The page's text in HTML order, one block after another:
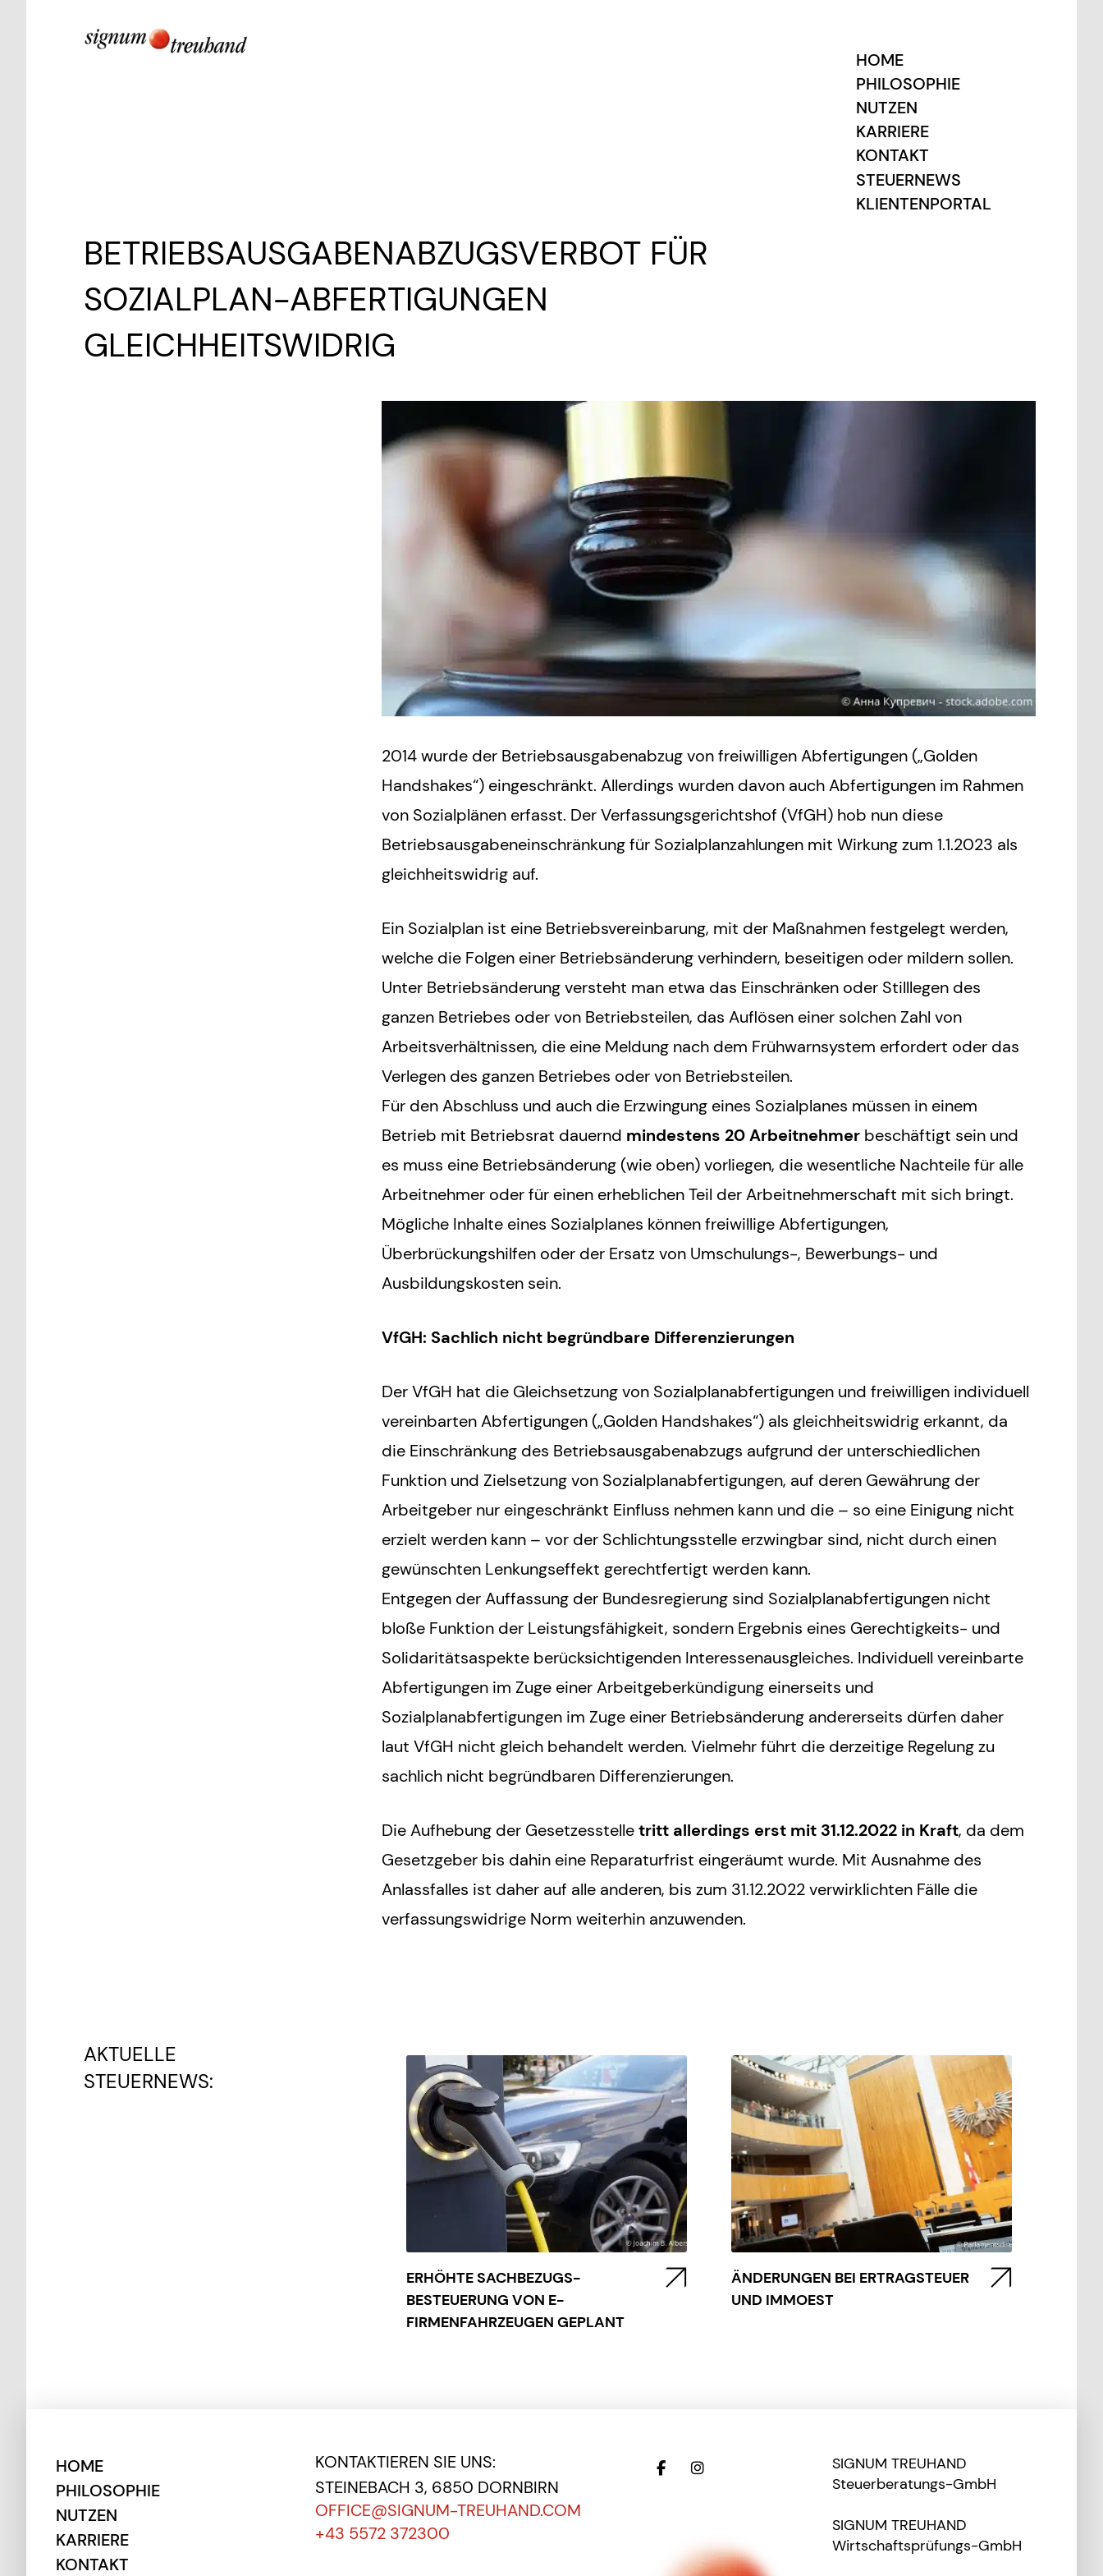
HOME
PHILOSOPHIE
NUTZEN
KARRIERE
KONTAKT
STEUERNEWS
KLIENTENPORTAL
BETRIEBSAUSGABENABZUGSVERBOT FÜR
SOZIALPLAN-ABFERTIGUNGEN
GLEICHHEITSWIDRIG
2014 wurde der Betriebsausgabenabzug von freiwilligen Abfertigungen („Golden
Handshakes“) eingeschränkt. Allerdings wurden davon auch Abfertigungen im Rahmen
von Sozialplänen erfasst. Der Verfassungsgerichtshof (VfGH) hob nun diese
Betriebsausgabeneinschränkung für Sozialplanzahlungen mit Wirkung zum 1.1.2023 als
gleichheitswidrig auf.
Ein Sozialplan ist eine Betriebsvereinbarung, mit der Maßnahmen festgelegt werden,
welche die Folgen einer Betriebsänderung verhindern, beseitigen oder mildern sollen.
Unter Betriebsänderung versteht man etwa das Einschränken oder Stilllegen des
ganzen Betriebes oder von Betriebsteilen, das Auflösen einer solchen Zahl von
Arbeitsverhältnissen, die eine Meldung nach dem Frühwarnsystem erfordert oder das
Verlegen des ganzen Betriebes oder von Betriebsteilen.
Für den Abschluss und auch die Erzwingung eines Sozialplanes müssen in einem
Betrieb mit Betriebsrat dauernd mindestens 20 Arbeitnehmer beschäftigt sein und
es muss eine Betriebsänderung (wie oben) vorliegen, die wesentliche Nachteile für alle
Arbeitnehmer oder für einen erheblichen Teil der Arbeitnehmerschaft mit sich bringt.
Mögliche Inhalte eines Sozialplanes können freiwillige Abfertigungen,
Überbrückungshilfen oder der Ersatz von Umschulungs-, Bewerbungs- und
Ausbildungskosten sein.
VfGH: Sachlich nicht begründbare Differenzierungen
Der VfGH hat die Gleichsetzung von Sozialplanabfertigungen und freiwilligen individuell
vereinbarten Abfertigungen („Golden Handshakes“) als gleichheitswidrig erkannt, da
die Einschränkung des Betriebsausgabenabzugs aufgrund der unterschiedlichen
Funktion und Zielsetzung von Sozialplanabfertigungen, auf deren Gewährung der
Arbeitgeber nur eingeschränkt Einfluss nehmen kann und die – so eine Einigung nicht
erzielt werden kann – vor der Schlichtungsstelle erzwingbar sind, nicht durch einen
gewünschten Lenkungseffekt gerechtfertigt werden kann.
Entgegen der Auffassung der Bundesregierung sind Sozialplanabfertigungen nicht
bloße Funktion der Leistungsfähigkeit, sondern Ergebnis eines Gerechtigkeits- und
Solidaritätsaspekte berücksichtigenden Interessenausgleiches. Individuell vereinbarte
Abfertigungen im Zuge einer Arbeitgeberkündigung einerseits und
Sozialplanabfertigungen im Zuge einer Betriebsänderung andererseits dürfen daher
laut VfGH nicht gleich behandelt werden. Vielmehr führt die derzeitige Regelung zu
sachlich nicht begründbaren Differenzierungen.
Die Aufhebung der Gesetzesstelletritt allerdings erst mit 31.12.2022 in Kraft, da dem
Gesetzgeber bis dahin eine Reparaturfrist eingeräumt wurde. Mit Ausnahme des
Anlassfalles ist daher auf alle anderen, bis zum 31.12.2022 verwirklichten Fälle die
verfassungswidrige Norm weiterhin anzuwenden.
AKTUELLE
STEUERNEWS:
ERHÖHTE SACHBEZUGS-
BESTEUERUNG VON E-
FIRMENFAHRZEUGEN GEPLANT
ÄNDERUNGEN BEI ERTRAGSTEUER
UND IMMOEST
HOME
PHILOSOPHIE
NUTZEN
KARRIERE
KONTAKT
KONTAKTIEREN SIE UNS:
STEINEBACH 3, 6850 DORNBIRN
OFFICE@SIGNUM-TREUHAND.COM
+43 5572 372300
SIGNUM TREUHAND
Steuerberatungs-GmbH
SIGNUM TREUHAND
Wirtschaftsprüfungs-GmbH